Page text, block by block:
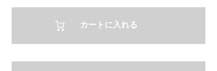
カートに入れる